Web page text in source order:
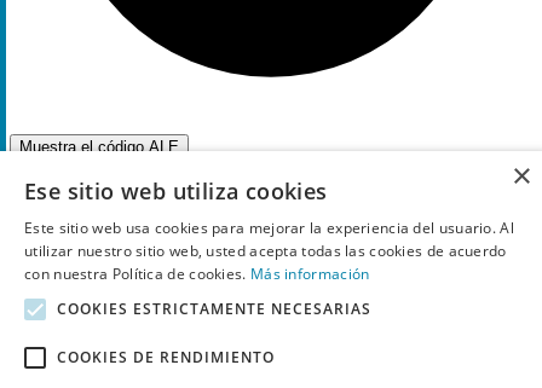
Muestra el códigoALE
31%
cupón
Venta Flash: obtén31% de ahorro en muchos
productos con código descuento en iRobot
×
Ese sitio web utiliza cookies
Este sitio web usa cookies para mejorar la experiencia del usuario. Al
utilizar nuestro sitio web, usted acepta todas las cookies de acuerdo
con nuestra Política de cookies. Más información
COOKIES ESTRICTAMENTE NECESARIAS
COOKIES DE RENDIMIENTO